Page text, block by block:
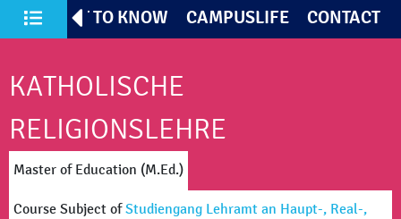
All Courses of Study
GET TO KNOW CAMPUSLIFE CONTACT
KATHOLISCHE
RELIGIONSLEHRE
Master of Education (M.Ed.)
Course Subject ofStudiengang Lehramt an Haupt-, Real-,